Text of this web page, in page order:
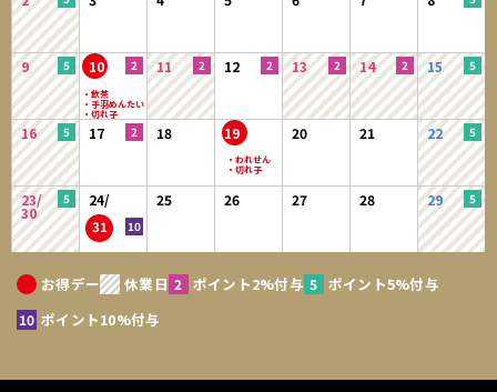
9 10 11 12 13 14 15
16 17 18 19 20 21 22
23/
30
24/
31
25 26 27 28 29
お得デー 休業日 ポイント2%付与
ポイント5%付与
ポイント10%付与